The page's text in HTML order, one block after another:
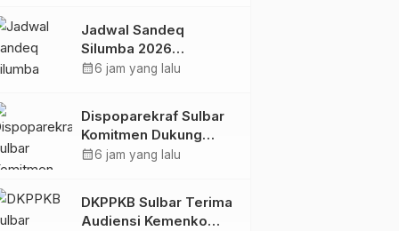
Jadwal Sandeq
Silumba 2026
Disesuaikan,
Tetap Dimatangkan
calendar_month6 jam yang lalu
Dispoparekraf Sulbar
Komitmen Dukung
Penyusunan RAD
calendar_month6 jam yang lalu
DKPPKB Sulbar Terima
Audiensi Kemenko